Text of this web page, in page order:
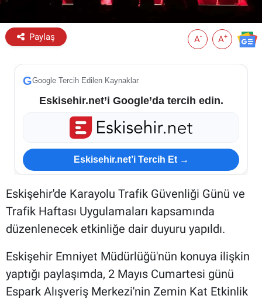
Paylaş A- A+
GGoogle Tercih Edilen Kaynaklar
Eskisehir.net’i Google’da tercih edin.
Eskisehir.net’i Tercih Et →
Eskişehir'de Karayolu Trafik Güvenliği Günü ve
Trafik Haftası Uygulamaları kapsamında
düzenlenecek etkinliğe dair duyuru yapıldı.
Eskişehir Emniyet Müdürlüğü'nün konuya ilişkin
yaptığı paylaşımda, 2 Mayıs Cumartesi günü
Espark Alışveriş Merkezi'nin Zemin Kat Etkinlik
Eskişehir Otobüs Saatleri